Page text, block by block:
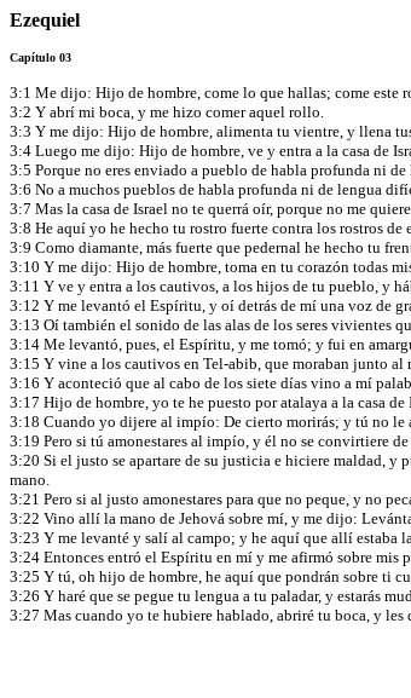
Ezequiel
Capítulo 03
3:1 Me dijo: Hijo de hombre, come lo que hallas; come este
3:2 Y abrí mi boca, y me hizo comer aquel rollo.
3:3 Y me dijo: Hijo de hombre, alimenta tu vientre, y llena
3:4 Luego me dijo: Hijo de hombre, ve y entra a la casa de
3:5 Porque no eres enviado a pueblo de habla profunda ni
3:6 No a muchos pueblos de habla profunda ni de lengua
3:7 Mas la casa de Israel no te querrá oír, porque no me
3:8 He aquí yo he hecho tu rostro fuerte contra los rostros de
3:9 Como diamante, más fuerte que pedernal he hecho tu
3:10 Y me dijo: Hijo de hombre, toma en tu corazón todas
3:11 Y ve y entra a los cautivos, a los hijos de tu pueblo, y
3:12 Y me levantó el Espíritu, y oí detrás de mí una voz de
3:13 Oí también el sonido de las alas de los seres vivientes
3:14 Me levantó, pues, el Espíritu, y me tomó; y fui en
3:15 Y vine a los cautivos en Tel-abib, que moraban junto al
3:16 Y aconteció que al cabo de los siete días vino a mí
3:17 Hijo de hombre, yo te he puesto por atalaya a la casa
3:18 Cuando yo dijere al impío: De cierto morirás; y tú no le
3:19 Pero si tú amonestares al impío, y él no se convirtiere
3:20 Si el justo se apartare de su justicia e hiciere maldad, y
mano.
3:21 Pero si al justo amonestares para que no peque, y no
3:22 Vino allí la mano de Jehová sobre mí, y me dijo:
3:23 Y me levanté y salí al campo; y he aquí que allí estaba
3:24 Entonces entró el Espíritu en mí y me afirmó sobre mis
3:25 Y tú, oh hijo de hombre, he aquí que pondrán sobre ti
3:26 Y haré que se pegue tu lengua a tu paladar, y estarás
3:27 Mas cuando yo te hubiere hablado, abriré tu boca, y